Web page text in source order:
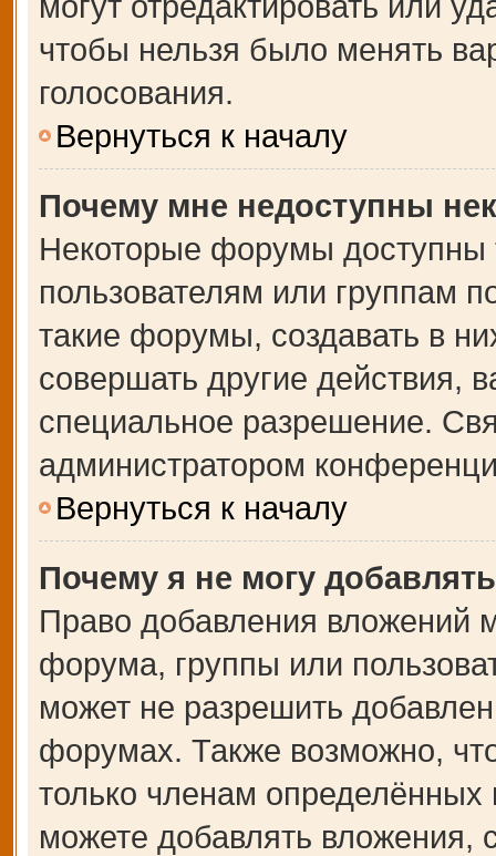
чтобы нельзя было менять
голосования.
Вернуться к началу
Почему мне недоступны
Некоторые форумы доступны
пользователям или группам
такие форумы, создавать в
совершать другие действия,
специальное разрешение.
администратором
Вернуться к началу
Почему я не могу
Право добавления вложений
форума, группы или
может не разрешить
форумах. Также возможно,
только членам
можете добавлять вложения,